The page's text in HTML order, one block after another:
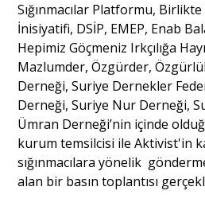
Yazı Dizisi
Portre
Yazarlar
Sığınmacılar Platformu,
İnisiyatifi, DSİP, EMEP, Enab
Hepimiz Göçmeniz Irkçılığa
Mazlumder, Özgürder,
Derneği, Suriye Dernekler
Derneği, Suriye Nur Derneği,
Ümran Derneği’nin içinde
kurum temsilcisi ile Aktivist'in
sığınmacılara yönelik
alan bir basın toplantısı